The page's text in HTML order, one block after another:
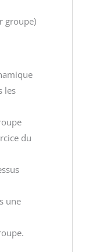
groupe)
les
du
une